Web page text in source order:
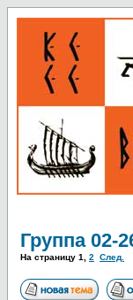
Группа 02-
На страницу 1 2 След.